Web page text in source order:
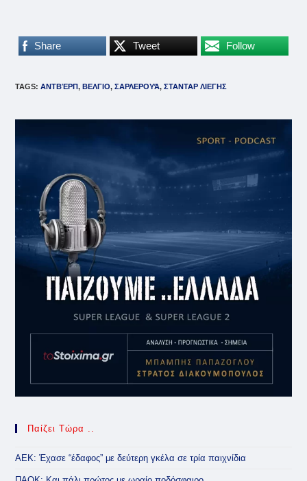
Share Tweet Follow
TAGS:ΑΝΤΒΈΡΠ, ΒΕΛΓΙΟ, ΣΑΡΛΕΡΟΥΆ, ΣΤΑΝΤΑΡ ΛΙΕΓΗΣ
Παίζει Τώρα ..
ΑΕΚ: Έχασε “έδαφος” με δεύτερη γκέλα σε τρία παιχνίδια